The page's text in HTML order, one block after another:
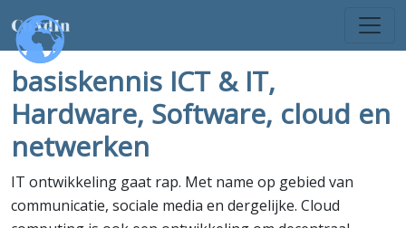
basiskennis ICT & IT,
Hardware, Software, cloud en
netwerken
IT ontwikkeling gaat rap. Met name op gebied van
communicatie, sociale media en dergelijke. Cloud